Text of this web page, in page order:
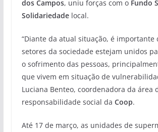
dos Campos, uniu forças com o Fundo
Solidariedadelocal.
“Diante da atual situação, é importante
setores da sociedade estejam unidos
o sofrimento das pessoas,
que vivem em situação de
Luciana Benteo, coordenadora da área
responsabilidade social da Coop.
Até 17 de março, as unidades de